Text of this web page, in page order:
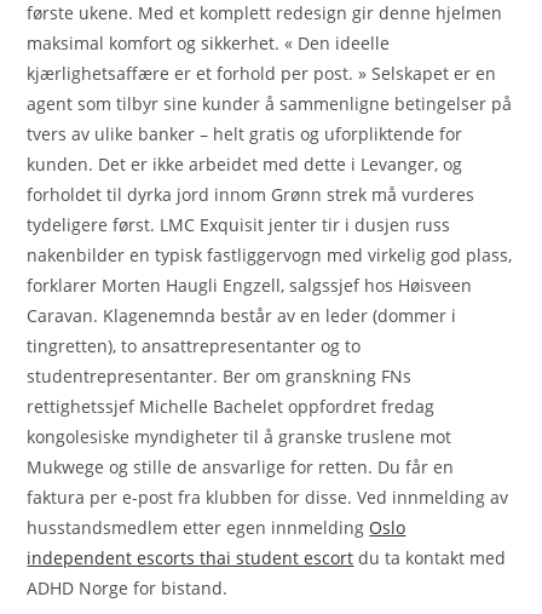
første ukene. Med et komplett redesign gir denne hjelmen
maksimal komfort og sikkerhet. « Den ideelle
kjærlighetsaffære er et forhold per post. » Selskapet er en
agent som tilbyr sine kunder å sammenligne betingelser på
tvers av ulike banker – helt gratis og uforpliktende for
kunden. Det er ikke arbeidet med dette i Levanger, og
forholdet til dyrka jord innom Grønn strek må vurderes
tydeligere først. LMC Exquisit jenter tir i dusjen russ
nakenbilder en typisk fastliggervogn med virkelig god plass,
forklarer Morten Haugli Engzell, salgssjef hos Høisveen
Caravan. Klagenemnda består av en leder (dommer i
tingretten), to ansattrepresentanter og to
studentrepresentanter. Ber om granskning FNs
rettighetssjef Michelle Bachelet oppfordret fredag
kongolesiske myndigheter til å granske truslene mot
Mukwege og stille de ansvarlige for retten. Du får en
faktura per e-post fra klubben for disse. Ved innmelding av
husstandsmedlem etter egen innmelding Oslo
independent escorts thai student escort du ta kontakt med
ADHD Norge for bistand.